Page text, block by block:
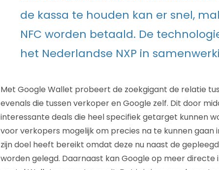
de kassa te houden kan er snel,
NFC worden betaald. De
het Nederlandse NXP in
Met Google Wallet probeert de zoekgigant de relatie
evenals die tussen verkoper en Google zelf. Dit door
interessante deals die heel specifiek getarget kunnen
voor verkopers mogelijk om precies na te kunnen
zijn doel heeft bereikt omdat deze nu naast de
worden gelegd. Daarnaast kan Google op meer